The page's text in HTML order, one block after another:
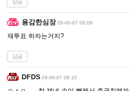
답글
용감한심장 26-06-07 08:09
재투표 하자는거지?
답글
DFDS 26-06-07 08:10